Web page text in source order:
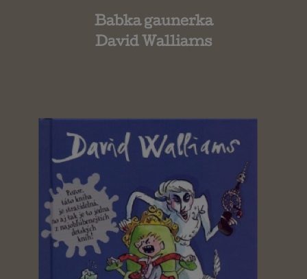
Babka gaunerka
David Walliams